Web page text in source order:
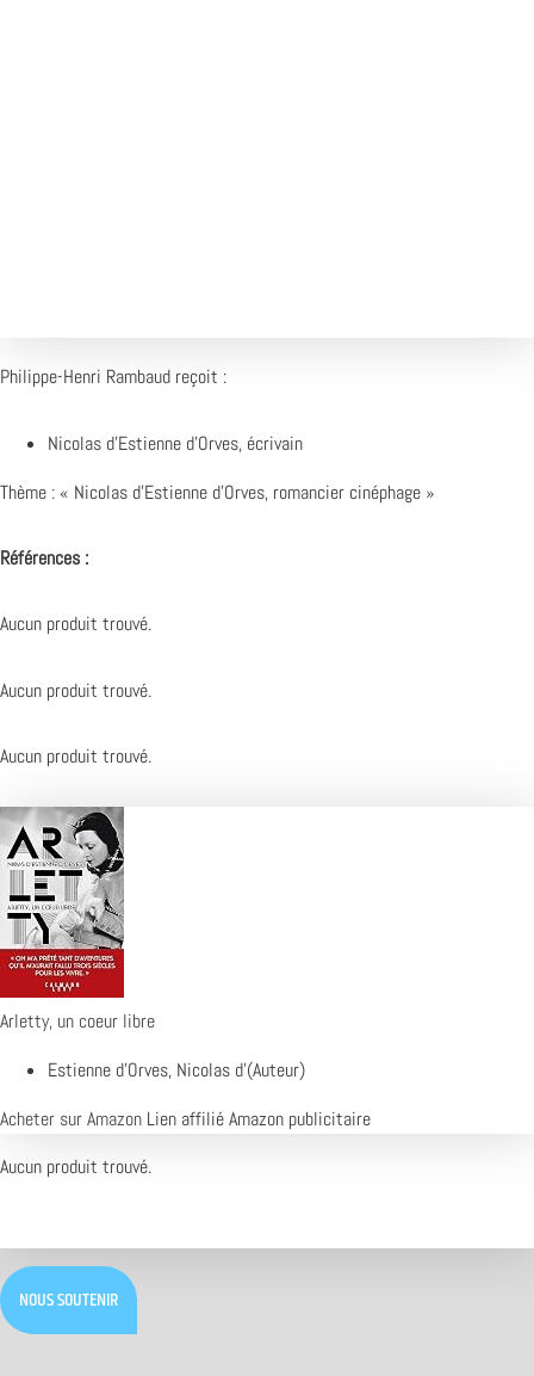
Philippe-Henri Rambaud reçoit :
Nicolas d’Estienne d’Orves, écrivain
Thème : « Nicolas d’Estienne d’Orves, romancier cinéphage »
Références :
Aucun produit trouvé.
Aucun produit trouvé.
Aucun produit trouvé.
Arletty, un coeur libre
Estienne d'Orves, Nicolas d'(Auteur)
Acheter sur Amazon Lien affilié Amazon publicitaire
Aucun produit trouvé.
NOUS SOUTENIR